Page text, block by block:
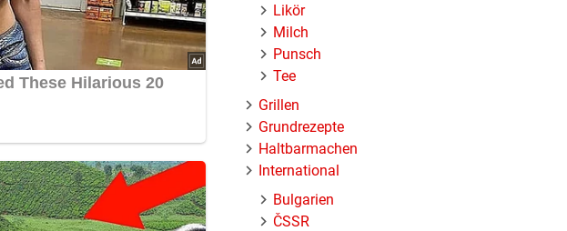
Likör
Milch
Punsch
Tee
Grillen
Grundrezepte
Haltbarmachen
International
Bulgarien
ČSSR